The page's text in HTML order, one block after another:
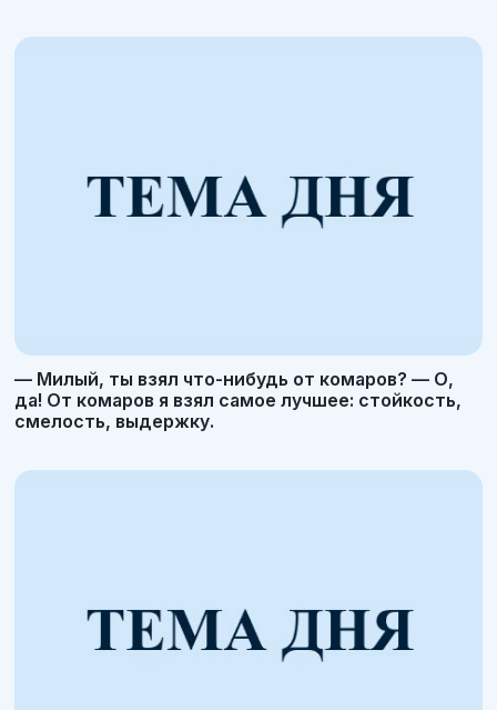
— Милый, ты взял что-нибудь от комаров? — О,
да! От комаров я взял самое лучшее: стойкость,
смелость, выдержку.